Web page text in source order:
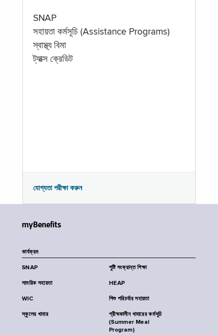
SNAP
সহায়তা কর্মসূচি (Assistance Programs)
স্বাস্থ্য বিমা
ট্যাক্স ক্রেডিট
যোগ্যতা পরীক্ষা করুন
myBenefits
কার্যক্রম
SNAP পুষ্টি সংক্রান্ত শিক্ষা
সাময়িক সহায়তা HEAP
WIC শিশু পরিচর্যার সহায়তা
স্কুলের খাবার
গ্রীষ্মকালীন খাবারের কর্মসূচি
(Summer Meal
Program)